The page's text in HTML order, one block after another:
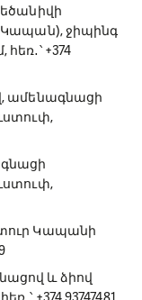
Կապան), ջիպինգ
+374
ամենագնացի
Կապանի
և ձիով